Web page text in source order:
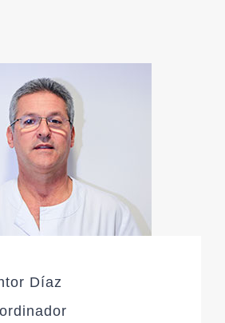
Díaz